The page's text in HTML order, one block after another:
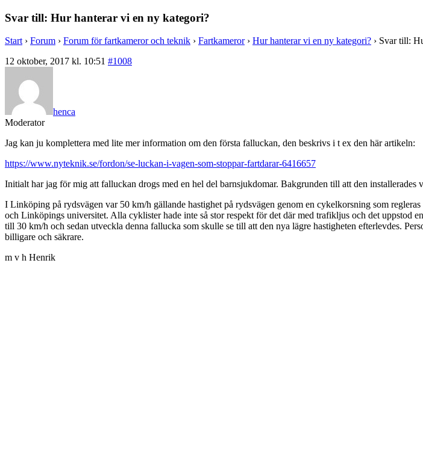
Svar till: Hur hanterar vi en ny kategori?
Start › Forum › Forum för fartkameror och teknik › Fartkameror › Hur hanterar vi en ny kategori? › Svar till:
12 oktober, 2017 kl. 10:51 #1008
henca
Moderator
Jag kan ju komplettera med lite mer information om den första falluckan, den beskrivs i t ex den här artikeln:
https://www.nyteknik.se/fordon/se-luckan-i-vagen-som-stoppar-fartdarar-6416657
Initialt har jag för mig att falluckan drogs med en hel del barnsjukdomar. Bakgrunden till att den installerades
I Linköping på rydsvägen var 50 km/h gällande hastighet på rydsvägen genom en cykelkorsning som
och Linköpings universitet. Alla cyklister hade inte så stor respekt för det där med trafikljus och det uppstod
till 30 km/h och sedan utveckla denna fallucka som skulle se till att den nya lägre hastigheten efterlevdes.
billigare och säkrare.
m v h Henrik